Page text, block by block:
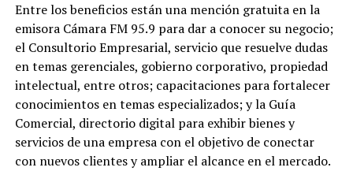
Entre los beneficios están una mención gratuita en la
emisora Cámara FM 95.9 para dar a conocer su negocio;
el Consultorio Empresarial, servicio que resuelve dudas
en temas gerenciales, gobierno corporativo, propiedad
intelectual, entre otros; capacitaciones para fortalecer
conocimientos en temas especializados; y la Guía
Comercial, directorio digital para exhibir bienes y
servicios de una empresa con el objetivo de conectar
con nuevos clientes y ampliar el alcance en el mercado.